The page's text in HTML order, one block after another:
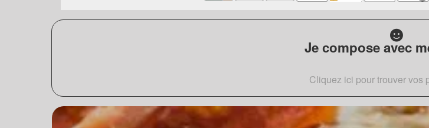
Je compose avec
Cliquez ici pour trouver vos